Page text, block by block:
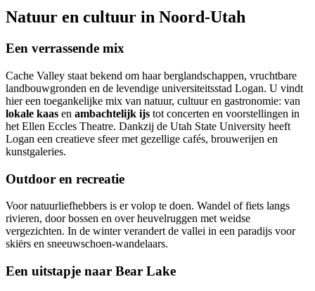
Natuur en cultuur in Noord-Utah
Een verrassende mix
Cache Valley staat bekend om haar berglandschappen, vruchtbare
landbouwgronden en de levendige universiteitsstad Logan. U vindt
hier een toegankelijke mix van natuur, cultuur en gastronomie: van
lokale kaas en ambachtelijk ijs tot concerten en voorstellingen in
het Ellen Eccles Theatre. Dankzij de Utah State University heeft
Logan een creatieve sfeer met gezellige cafés, brouwerijen en
kunstgaleries.
Outdoor en recreatie
Voor natuurliefhebbers is er volop te doen. Wandel of fiets langs
rivieren, door bossen en over heuvelruggen met weidse
vergezichten. In de winter verandert de vallei in een paradijs voor
skiërs en sneeuwschoen-wandelaars.
Een uitstapje naar Bear Lake